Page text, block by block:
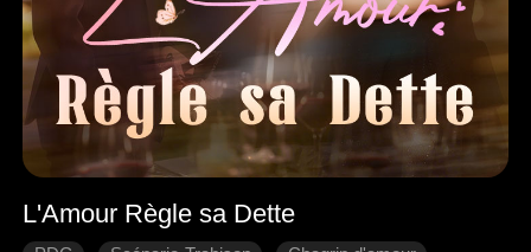
L'Amour Règle sa Dette